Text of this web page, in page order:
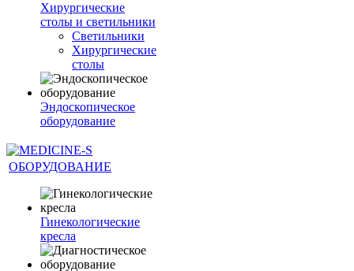
Хирургические
столы и светильники
Светильники
Хирургические
столы
Эндоскопическое
оборудование
ОБОРУДОВАНИЕ
Гинекологические
кресла